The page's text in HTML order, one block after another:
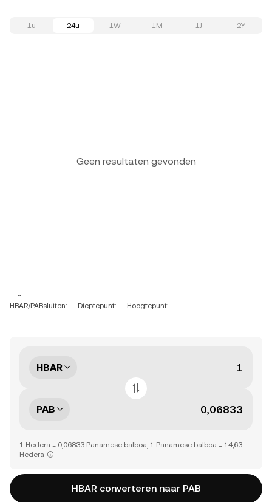
1u 24u 1W 1M 1J 2Y
Geen resultaten gevonden
-- ~ --
HBAR/PABsluiten: -- Dieptepunt: -- Hoogtepunt: --
HBAR
PAB
1 Hedera = 0,06833 Panamese balboa, 1 Panamese balboa = 14,63
Hedera
HBAR converteren naar PAB